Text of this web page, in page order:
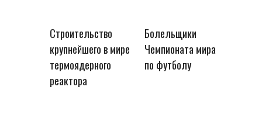
Строительство
крупнейшего в мире
термоядерного
реактора
Болельщики
Чемпионата мира
по футболу